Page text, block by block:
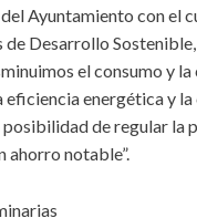
Ayuntamiento con el
Desarrollo
el consumo y
eficiencia energética y
posibilidad de regular la
ahorro notable”.